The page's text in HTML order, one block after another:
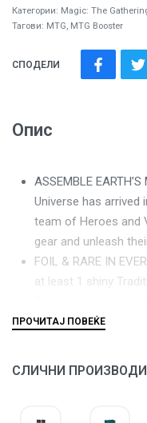
Категории: Magic: Тhe
Тагови: MTG, MTG Booster
СПОДЕЛИ
Опис
ASSEMBLE
Universe has arrived
team of Heroes and
gear and unleash
FOIL & RARE IN
at least 1 shiny
featuring beautiful
offer; they’re
СЛИЧНИ ПРОИЗВОДИ